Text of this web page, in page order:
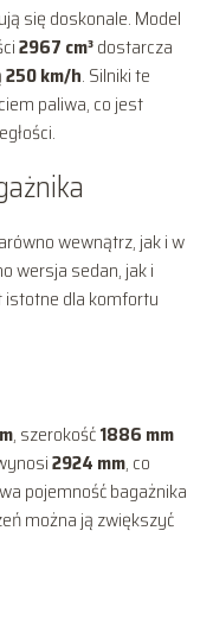
się doskonale. Model
2967 cm³dostarcza
250 km/h. Silniki te
paliwa, co jest
wewnątrz, jak i w
wersja sedan, jak i
istotne dla komfortu
, szerokość1886 mm
2924 mm, co
pojemność bagażnika
można ją zwiększyć